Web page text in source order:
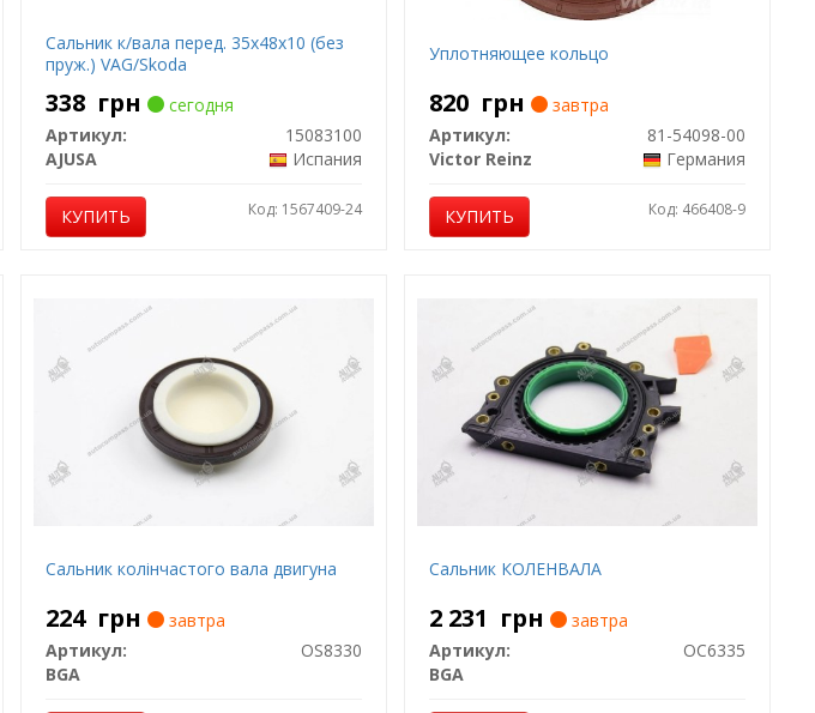
Сальник к/вала перед. 35x48x10 (без
пруж.) VAG/Skoda
338 грн
сегодня
Артикул:
15083100
AJUSA
Испания
КУПИТЬ Код: 1567409-24
Уплотняющее кольцо
820 грн
завтра
Артикул:
81-54098-00
Victor Reinz
Германия
КУПИТЬ Код: 466408-9
Сальник колінчастого вала двигуна
224 грн
завтра
Артикул:
OS8330
BGA
Сальник КОЛЕНВАЛА
2 231 грн
завтра
Артикул:
OC6335
BGA